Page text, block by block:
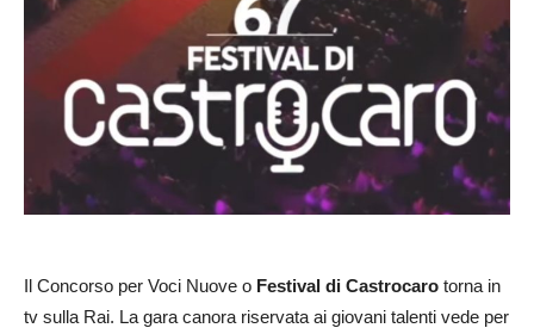
Il Concorso per Voci Nuove o Festival di Castrocaro torna in
tv sulla Rai. La gara canora riservata ai giovani talenti vede per